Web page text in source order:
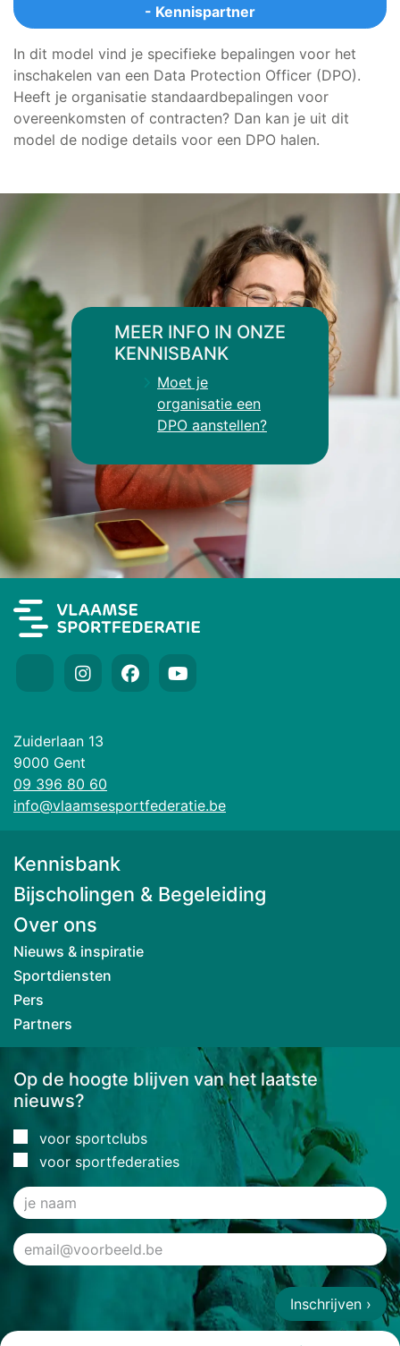
- Kennispartner
In dit model vind je specifieke bepalingen voor het
inschakelen van een Data Protection Officer (DPO).
Heeft je organisatie standaardbepalingen voor
overeenkomsten of contracten? Dan kan je uit dit
model de nodige details voor een DPO halen.
MEER INFO IN ONZE
KENNISBANK
Moet je
organisatie een
DPO aanstellen?
Zuiderlaan 13
9000 Gent
09 396 80 60
info@vlaamsesportfederatie.be
Kennisbank
Bijscholingen & Begeleiding
Over ons
Nieuws & inspiratie
Sportdiensten
Pers
Partners
Op de hoogte blijven van het laatste
nieuws?
voor sportclubs
voor sportfederaties
Inschrijven ›